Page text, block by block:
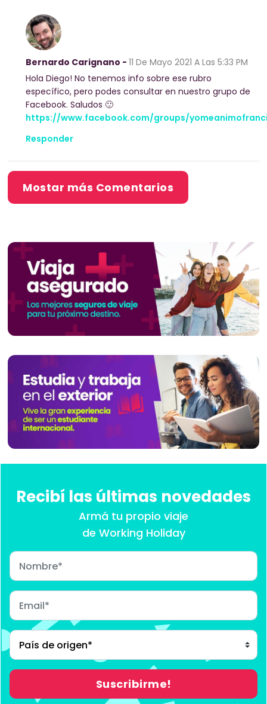
Bernardo Carignano - 11 De Mayo 2021 A Las 5:33 PM
Hola Diego! No tenemos info sobre ese rubro
específico, pero podes consultar en nuestro grupo de
Facebook. Saludos 🙂
https://www.facebook.com/groups/
Responder
Mostar más Comentarios
Recibí las últimas novedades
Armá tu propio viaje
de Working Holiday